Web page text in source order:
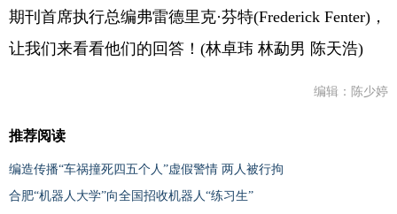
期刊首席执行总编弗雷德里克·芬特(Frederick Fenter)，
让我们来看看他们的回答！(林卓玮 林勐男 陈天浩)
编辑：陈少婷
推荐阅读
编造传播“车祸撞死四五个人”虚假警情 两人被行拘
合肥“机器人大学”向全国招收机器人“练习生”